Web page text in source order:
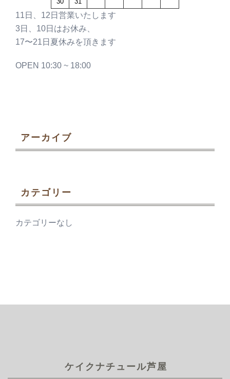
11日、12日営業いたします
3日、10日はお休み、
17〜21日夏休みを頂きます
OPEN 10:30 ~ 18:00
アーカイブ
カテゴリー
カテゴリーなし
ケイクナチュール芦屋